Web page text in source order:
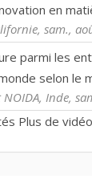
en
sam.,
parmi les
selon le
NOIDA, Inde,
Plus de